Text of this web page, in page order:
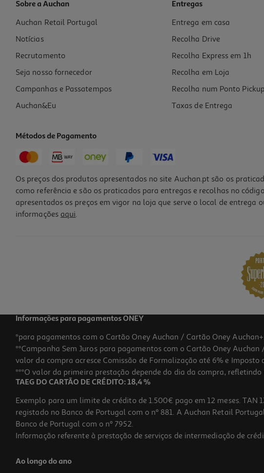
Sobre a Auchan
Auchan Retail Portugal
Notícias
Recrutamento
Seja nosso fornecedor
Campanhas e Passatempos
Auchan&Eu
Entregas
Entrega em casa
Recolha Drive
Recolha Express em 1h
Recolha em Loja
Recolha num Ponto Pickup
Taxas de Entrega
Métodos de Pagamento
Os preços dos produtos apresentados no site Auchan.pt são os
como referência e são os praticados para entregas e recolhas no
apresentados os preços em vigor na loja que serve o local de
informações aqui.
Informações para pagamentos ONEY
*para pagamentos com o Cartão Oney Auchan / Cartão Oney Auchan+.
**Campanha Sem Juros para pagamentos com o Cartão Oney
valor da compra acresce Comissão de Formalização até 6% e
***O valor da primeira prestação depende do dia da compra,
TAEG DO CARTÃO DE CRÉDITO: 18,4 %
Exemplo para um limite de crédito de 1.500€ pago em 12 meses.
registado no Banco de Portugal com o nº 881. A Auchan Retail
Banco de Portugal com o nº 7952.
Informação referente à prestação de serviços de intermediação de
Ao longo do ano